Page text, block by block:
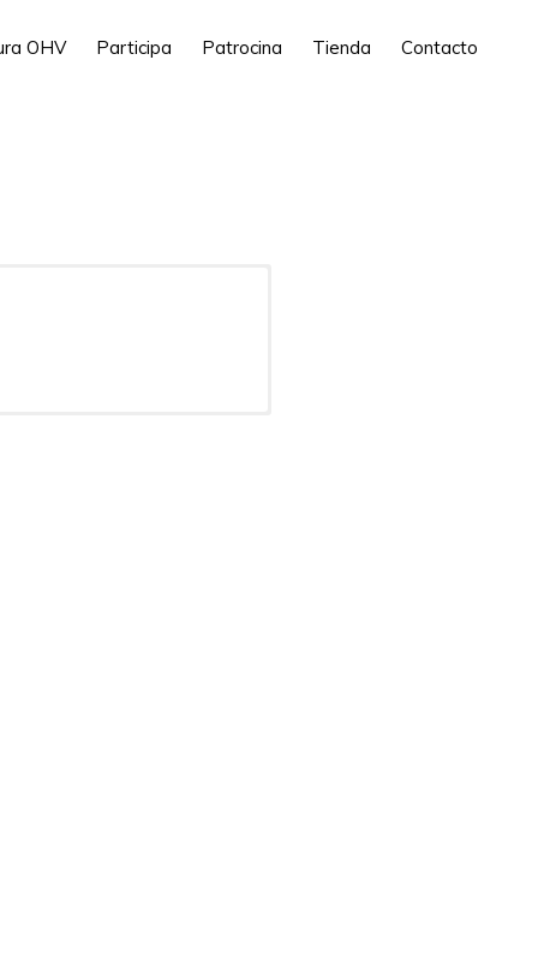
OHV Participa Patrocina Tienda Contacto